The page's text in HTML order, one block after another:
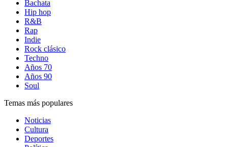
Bachata
Hip hop
R&B
Rap
Indie
Rock clásico
Techno
Años 70
Años 90
Soul
Temas más populares
Noticias
Cultura
Deportes